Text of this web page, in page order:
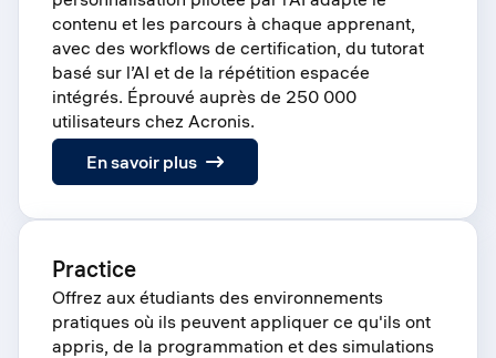
contenu et les parcours à chaque apprenant,
avec des workflows de certification, du tutorat
basé sur l’AI et de la répétition espacée
intégrés. Éprouvé auprès de 250 000
utilisateurs chez Acronis.
En savoir plus:
Learn
Practice
Offrez aux étudiants des environnements
pratiques où ils peuvent appliquer ce qu'ils ont
appris, de la programmation et des simulations